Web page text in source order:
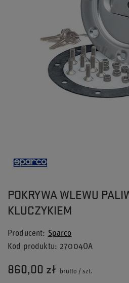
POKRYWA WLEWU
KLUCZYKIEM
Producent
Sparco
Kod produktu
27004OA
860,00 zł brutto / szt.